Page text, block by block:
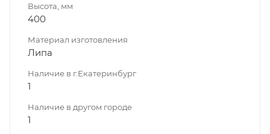
Высота, мм
400
Материал изготовления
Липа
Наличие в г.Екатеринбург
1
Наличие в другом городе
1